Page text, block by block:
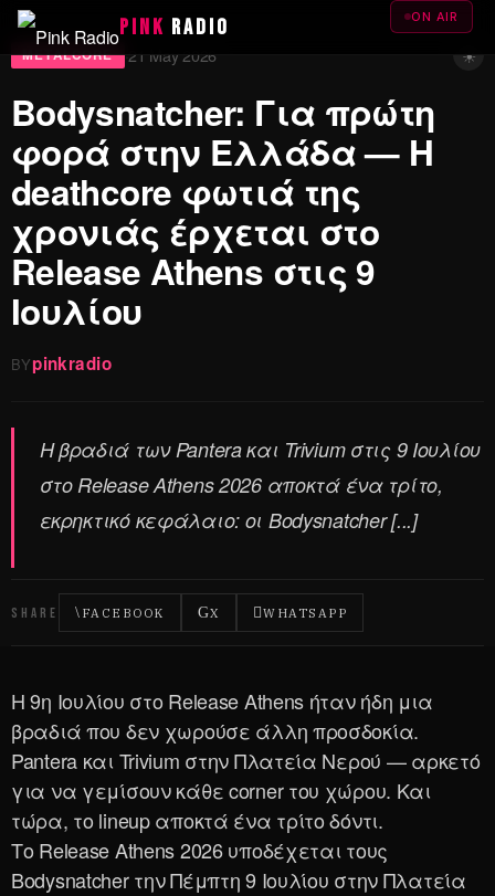
PINK RADIO ON AIR
METALCORE ·21 May 2026 ☀
Bodysnatcher: Για πρώτη
φορά στην Ελλάδα — Η
deathcore φωτιά της
χρονιάς έρχεται στο
Release Athens στις 9
Ιουλίου
BYpinkradio
Η βραδιά των Pantera και Trivium στις 9 Ιουλίου
στο Release Athens 2026 αποκτά ένα τρίτο,
εκρηκτικό κεφάλαιο: οι Bodysnatcher [...]
SHARE FACEBOOK X WHATSAPP
Η 9η Ιουλίου στο Release Athens ήταν ήδη μια
βραδιά που δεν χωρούσε άλλη προσδοκία.
Pantera και Trivium στην Πλατεία Νερού — αρκετό
για να γεμίσουν κάθε corner του χώρου. Και
τώρα, το lineup αποκτά ένα τρίτο δόντι.
Το Release Athens 2026 υποδέχεται τους
Bodysnatcher την Πέμπτη 9 Ιουλίου στην Πλατεία